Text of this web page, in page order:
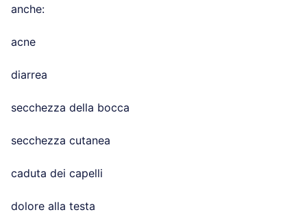
anche:
acne
diarrea
secchezza della bocca
secchezza cutanea
caduta dei capelli
dolore alla testa